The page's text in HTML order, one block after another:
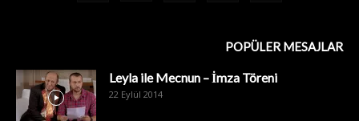
POPÜLER MESAJLAR
Leyla ile Mecnun – İmza Töreni
22 Eylül 2014